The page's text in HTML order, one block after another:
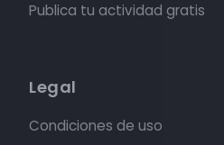
Publica tu actividad gratis
Legal
Condiciones de uso